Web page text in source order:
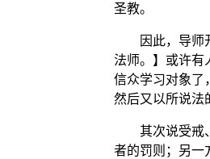
圣教。
因此，导
法师。】或许有
信众学习对象了
然后又以所说法
其次说受戒
者的罚则；另